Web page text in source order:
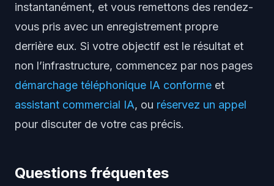
instantanément, et vous remettons des rendez-
vous pris avec un enregistrement propre
derrière eux. Si votre objectif est le résultat et
non l’infrastructure, commencez par nos pages
démarchage téléphonique IA conforme et
assistant commercial IA, ou réservez un appel
pour discuter de votre cas précis.
Questions fréquentes